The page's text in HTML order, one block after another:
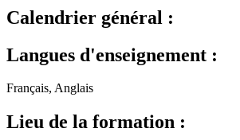
Calendrier général :
Langues d'enseignement :
Français, Anglais
Lieu de la formation :